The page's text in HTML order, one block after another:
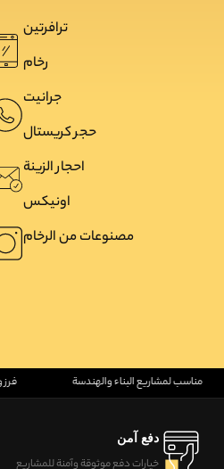
ترافرتین
رخام
جرانیت
حجر کریستال
احجار الزینة
اونیکس
مصنوعات من الرخام
مناسب لمشاريع البناء والهندسة
دفع آمن
خيارات دفع موثوقة وآمنة للمشاريع